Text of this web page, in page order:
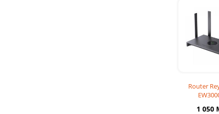
Router
1 050